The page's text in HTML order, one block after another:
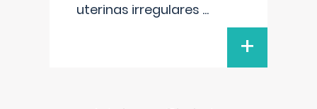
uterinas irregulares ...
+